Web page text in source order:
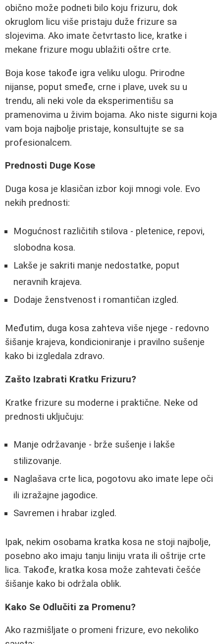
obično može podneti bilo koju frizuru, dok
okruglom licu više pristaju duže frizure sa
slojevima. Ako imate četvrtasto lice, kratke i
mekane frizure mogu ublažiti oštre crte.
Boja kose takođe igra veliku ulogu. Prirodne
nijanse, poput smeđe, crne i plave, uvek su u
trendu, ali neki vole da eksperimentišu sa
pramenovima u živim bojama. Ako niste sigurni koja
vam boja najbolje pristaje, konsultujte se sa
profesionalcem.
Prednosti Duge Kose
Duga kosa je klasičan izbor koji mnogi vole. Evo
nekih prednosti:
Mogućnost različitih stilova - pletenice, repovi,
slobodna kosa.
Lakše je sakriti manje nedostatke, poput
neravnih krajeva.
Dodaje ženstvenost i romantičan izgled.
Međutim, duga kosa zahteva više njege - redovno
šišanje krajeva, kondicioniranje i pravilno sušenje
kako bi izgledala zdravo.
Zašto Izabrati Kratku Frizuru?
Kratke frizure su moderne i praktične. Neke od
prednosti uključuju:
Manje održavanje - brže sušenje i lakše
stilizovanje.
Naglašava crte lica, pogotovu ako imate lepe oči
ili izražajne jagodice.
Savremen i hrabar izgled.
Ipak, nekim osobama kratka kosa ne stoji najbolje,
posebno ako imaju tanju liniju vrata ili oštrije crte
lica. Takođe, kratka kosa može zahtevati češće
šišanje kako bi održala oblik.
Kako Se Odlučiti za Promenu?
Ako razmišljate o promeni frizure, evo nekoliko